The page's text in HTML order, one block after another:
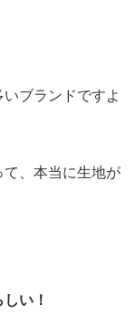
ブランドですよ
て、本当に生地が
い！